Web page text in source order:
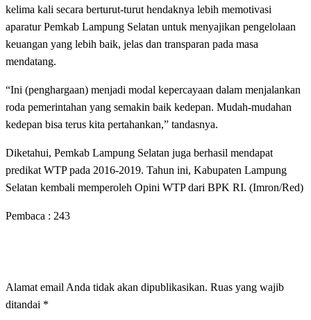
kelima kali secara berturut-turut hendaknya lebih memotivasi
aparatur Pemkab Lampung Selatan untuk menyajikan pengelolaan
keuangan yang lebih baik, jelas dan transparan pada masa
mendatang.
“Ini (penghargaan) menjadi modal kepercayaan dalam menjalankan
roda pemerintahan yang semakin baik kedepan. Mudah-mudahan
kedepan bisa terus kita pertahankan,” tandasnya.
Diketahui, Pemkab Lampung Selatan juga berhasil mendapat
predikat WTP pada 2016-2019. Tahun ini, Kabupaten Lampung
Selatan kembali memperoleh Opini WTP dari BPK RI. (Imron/Red)
Pembaca : 243
Alamat email Anda tidak akan dipublikasikan. Ruas yang wajib
ditandai *